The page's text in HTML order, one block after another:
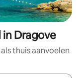
Dragove
thuis aanvoelen